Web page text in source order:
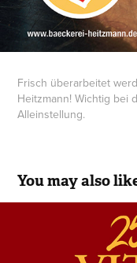
Frisch überarbeitet
Heitzmann! Wichtig bei
Alleinstellung.
You may also
Vita Classica